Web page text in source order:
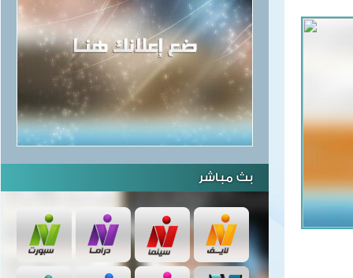
بث مباشر